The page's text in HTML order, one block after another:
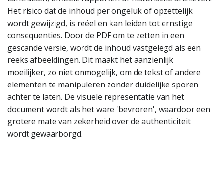
Het risico dat de inhoud per ongeluk of opzettelijk
wordt gewijzigd, is reëel en kan leiden tot ernstige
consequenties. Door de PDF om te zetten in een
gescande versie, wordt de inhoud vastgelegd als een
reeks afbeeldingen. Dit maakt het aanzienlijk
moeilijker, zo niet onmogelijk, om de tekst of andere
elementen te manipuleren zonder duidelijke sporen
achter te laten. De visuele representatie van het
document wordt als het ware 'bevroren', waardoor een
grotere mate van zekerheid over de authenticiteit
wordt gewaarborgd.